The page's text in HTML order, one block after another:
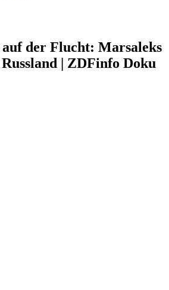
der Flucht: Marsaleks
| ZDFinfo Doku